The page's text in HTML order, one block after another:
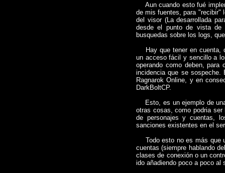
Aun cuando esto fué
de mis fuentes, para "recibir"
del visor (La desarrollada
desde el punto de vista de
busquedas sobre los logs,
Hay que tener en cuenta,
un acceso fácil y sencillo a
operando como deben, para
incidencia que se
Ragnarok Online, y en
DarkBoltCP.
Esto, es un ejemplo de
otras cosas, como podria
de personajes y cuentas,
sanciones existentes en el
Todo esto no es más que
cuentas (siempre hablando
clases de conexión o un
ido añadiendo poco a poco